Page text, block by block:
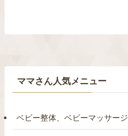
ママさん人気メニュー
ベビー整体、ベビーマッサージ